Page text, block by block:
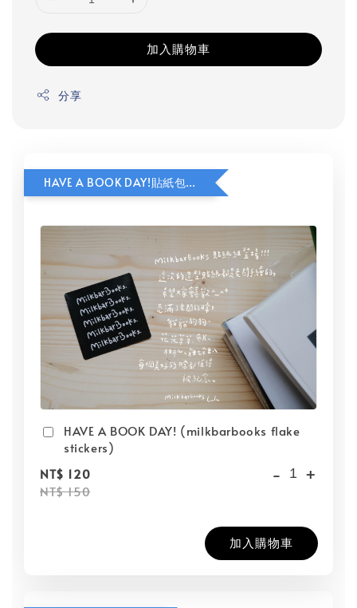
加入購物車
分享
HAVE A BOOK DAY!貼紙包加價購
HAVE A BOOK DAY! (milkbarbooks flake
stickers)
NT$ 120
NT$ 150
- +
加入購物車